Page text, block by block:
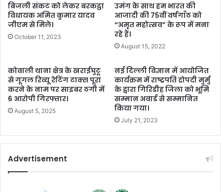
बिजली संकट को लेकर बरकट्ठा
विधायक अमित कुमार यादव
जीएम से मिले।
October 11, 2023
उमंग के साथ हम भारत की
आजादी की 75वीं वर्षगाँठ को
“अमृत महोत्सव” के रूप में मना
रहे हैं।
August 15, 2022
कोवाली थाना क्षेत्र के खराईघुटू
से गूगल रिव्यू रेटिंग टाक्स पूरा
करने के नाम पर साइबर ठगी में
6 आरोपी गिरफ्तार।
August 5, 2025
नई दिल्ली विज्ञान में आयोजित
कार्यक्रम में राष्ट्रपति द्रोपदी मुर्मु
के द्वारा गिरिडीह जिला को भूमि
सम्मान अवार्ड से सम्मानित
किया गया।
July 21, 2023
Advertisement